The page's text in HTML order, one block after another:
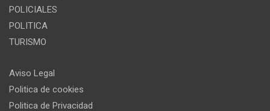
POLICIALES
POLITICA
TURISMO
Aviso Legal
Politica de cookies
Politica de Privacidad